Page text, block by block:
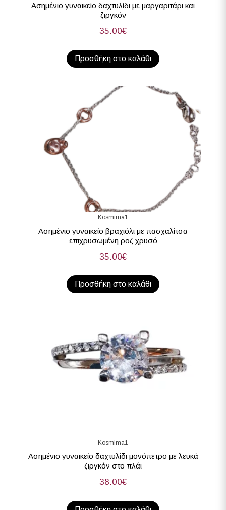
Ασημένιο γυναικείο δαχτυλίδι με μαργαριτάρι και
ζιργκόν
35.00€
Προσθήκη στο καλάθι
Kosmima1
Ασημένιο γυναικείο βραχιόλι με πασχαλίτσα
επιχρυσωμένη ροζ χρυσό
35.00€
Προσθήκη στο καλάθι
Kosmima1
Ασημένιο γυναικείο δαχτυλίδι μονόπετρο με λευκά
ζιργκόν στο πλάι
38.00€